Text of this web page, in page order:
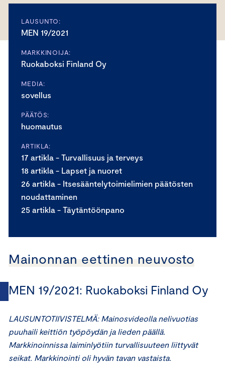
LAUSUNTO:
MEN 19/2021
MARKKINOIJA:
Ruokaboksi Finland Oy
MEDIA:
sovellus
PÄÄTÖS:
huomautus
ARTIKLA:
17 artikla - Turvallisuus ja terveys
18 artikla - Lapset ja nuoret
26 artikla - Itsesääntelytoimielimien päätösten
noudattaminen
25 artikla - Täytäntöönpano
Mainonnan eettinen neuvosto
MEN 19/2021: Ruokaboksi Finland Oy
LAUSUNTOTIIVISTELMÄ: Mainosvideolla nelivuotias
puuhaili keittiön työpöydän ja lieden päällä.
Markkinoinnissa laiminlyötiin turvallisuuteen liittyvät
seikat. Markkinointi oli hyvän tavan vastaista.